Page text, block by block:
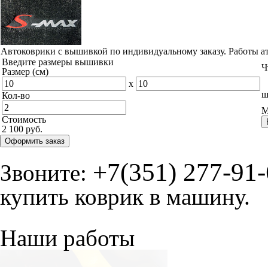
Автоковрики с вышивкой по индивидуальному заказу. Работы
Введите размеры вышивки
Размер (см)
x
Кол-во
Стоимость
2 100 руб.
Оформить заказ
Звоните: +7(351) 277-
купить коврик в машину.
Наши работы